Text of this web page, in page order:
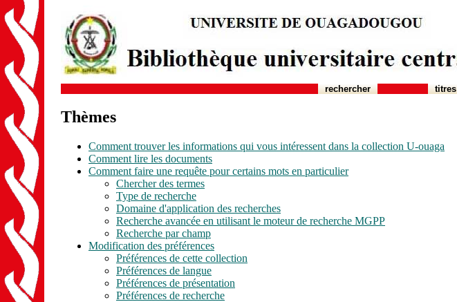
rechercher titres
Thèmes
Comment trouver les informations qui vous intéressent dans la collection U-ouaga
Comment lire les documents
Comment faire une requête pour certains mots en particulier
Chercher des termes
Type de recherche
Domaine d'application des recherches
Recherche avancée en utilisant le moteur de recherche MGPP
Recherche par champ
Modification des préférences
Préférences de cette collection
Préférences de langue
Préférences de présentation
Préférences de recherche